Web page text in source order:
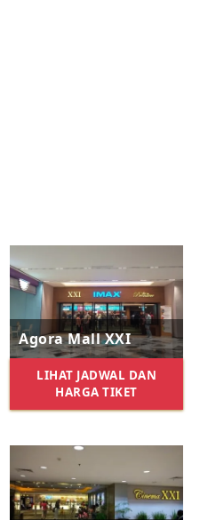
Agora Mall XXI
LIHAT JADWAL DAN
HARGA TIKET